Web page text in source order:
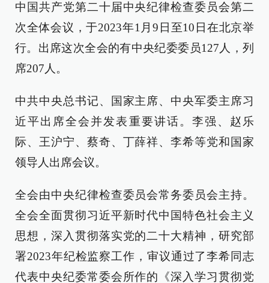
中国共产党第二十届中央纪律检查委员会第二
次全体会议，于2023年1月9日至10日在北京举
行。出席这次全会的有中央纪委委员127人，列
席207人。
中共中央总书记、国家主席、中央军委主席习
近平出席全会并发表重要讲话。李强、赵乐
际、王沪宁、蔡奇、丁薛祥、李希等党和国家
领导人出席会议。
全会由中央纪律检查委员会常务委员会主持。
全会全面贯彻习近平新时代中国特色社会主义
思想，深入贯彻落实党的二十大精神，研究部
署2023年纪检监察工作，审议通过了李希同志
代表中央纪委常委会所作的《深入学习贯彻党